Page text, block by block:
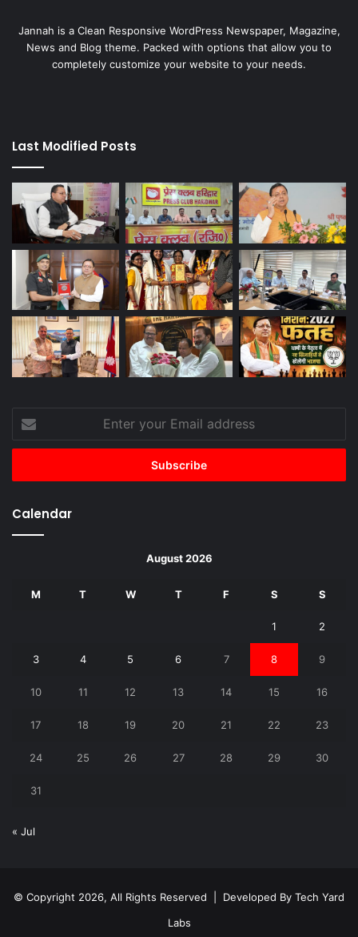
Jannah is a Clean Responsive WordPress Newspaper, Magazine,
News and Blog theme. Packed with options that allow you to
completely customize your website to your needs.
Last Modified Posts
your
Email
Calendar
August 2026
M T W T F S S
1 2
3 4 5 6 7 8 9
10 11 12 13 14 15 16
17 18 19 20 21 22 23
24 25 26 27 28 29 30
31
« Jul
© Copyright 2026, All Rights Reserved | Developed By Tech Yard
Labs